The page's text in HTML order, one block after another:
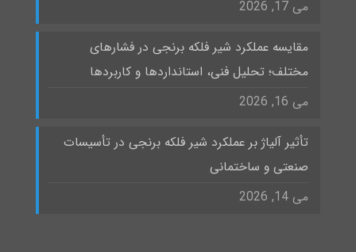
می 17, 2026
مقایسه عملکرد شیر فلکه برنجی در فشارهای
مختلف؛ تحلیل فنی، استانداردها و کاربردها
می 16, 2026
تأثیر آلیاژ بر عملکرد شیر فلکه برنجی در تأسیسات
صنعتی و ساختمانی
می 14, 2026